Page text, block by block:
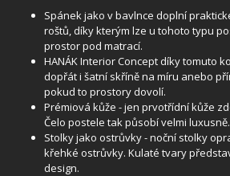
Spánek jako v bavlnce doplní
roštů, díky kterým lze u tohoto typu
prostor pod matrací.
HANÁK Interior Concept díky tomuto
dopřát i šatní skříně na míru anebo
pokud to prostory dovolí.
Prémiová kůže - jen prvotřídní kůže
Čelo postele tak působí velmi luxusně.
Stolky jako ostrůvky - noční stolky
křehké ostrůvky. Kulaté tvary
design.